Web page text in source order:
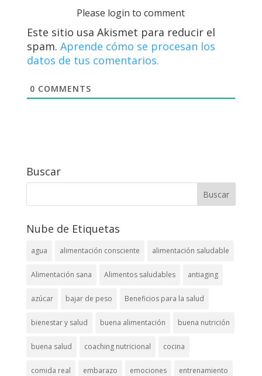
Please login to comment
Este sitio usa Akismet para reducir el
spam. Aprende cómo se procesan los
datos de tus comentarios.
0 COMMENTS
Buscar
Nube de Etiquetas
agua alimentación consciente alimentación saludable
Alimentación sana Alimentos saludables antiaging
azúcar bajar de peso Beneficios para la salud
bienestar y salud buena alimentación buena nutrición
buena salud coaching nutricional cocina
comida real embarazo emociones entrenamiento